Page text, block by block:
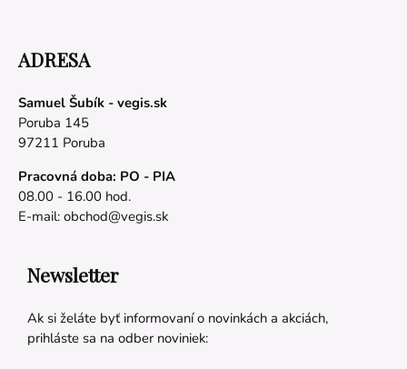
ADRESA
Samuel Šubík - vegis.sk
Poruba 145
97211 Poruba
Pracovná doba: PO - PIA
08.00 - 16.00 hod.
E-mail: obchod@vegis.sk
Newsletter
Ak si želáte byť informovaní o novinkách a akciách,
prihláste sa na odber noviniek: